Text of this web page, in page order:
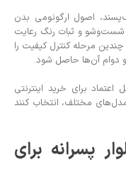
اصول ارگونومی بدن
شست‌وشو و ثبات رنگ رعایت
مرحله کنترل کیفیت را
دوام آن‌ها حاصل شود.
برای خرید اینترنتی
مختلف، انتخاب کنند
پسرانه برای